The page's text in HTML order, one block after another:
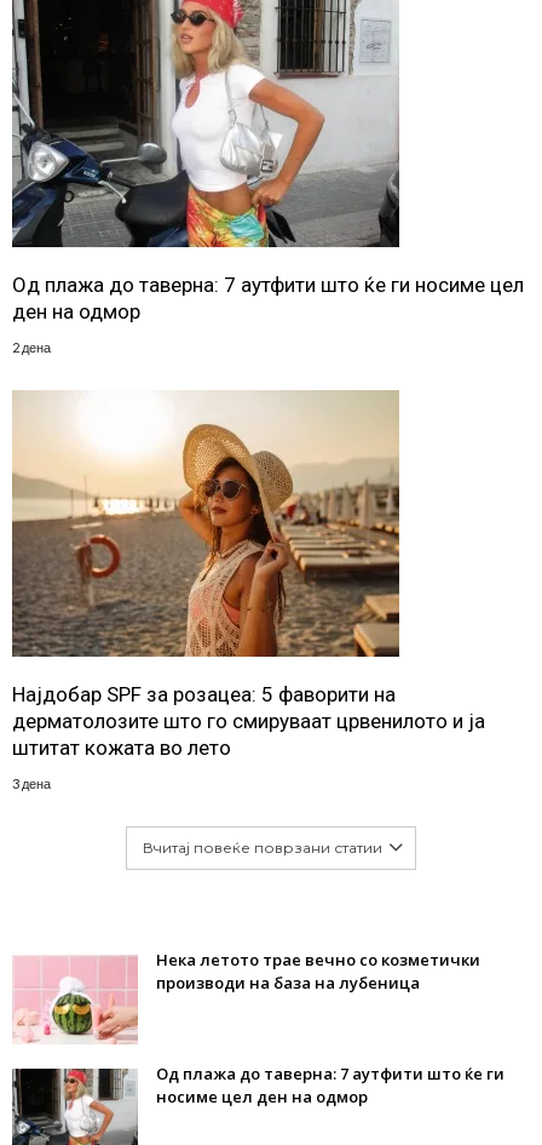
Од плажа до таверна: 7 аутфити што ќе ги носиме цел
ден на одмор
2 дена
Најдобар SPF за розацеа: 5 фаворити на
дерматолозите што го смируваат црвенилото и ја
штитат кожата во лето
3 дена
Вчитај повеќе поврзани статии
Нека летото трае вечно со козметички
производи на база на лубеница
Од плажа до таверна: 7 аутфити што ќе ги
носиме цел ден на одмор